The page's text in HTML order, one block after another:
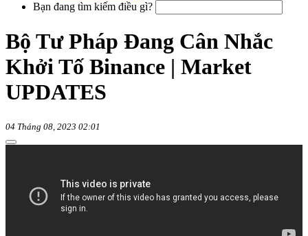
Bạn đang tìm kiếm điều gì?
Bộ Tư Pháp Đang Cân Nhắc
Khởi Tố Binance | Market
UPDATES
04 Tháng 08, 2023 02:01